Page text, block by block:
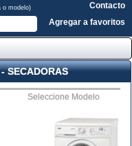
o modelo)
Contacto
Agregar a favoritos
SECADORAS
Seleccione Modelo